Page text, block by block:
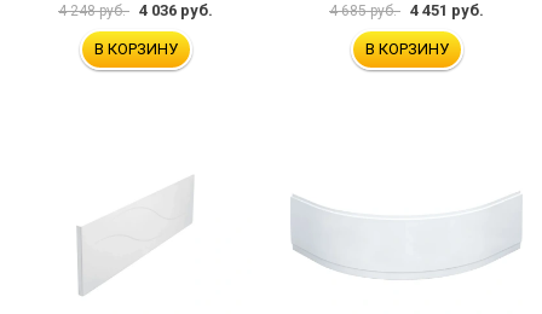
4 248 руб. 4 036 руб.
В КОРЗИНУ
4 685 руб. 4 451 руб.
В КОРЗИНУ